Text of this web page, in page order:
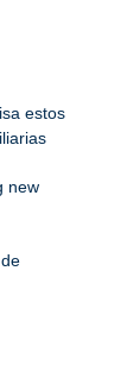
estos
new